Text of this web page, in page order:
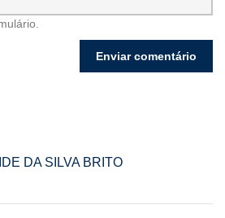
DA SILVA BRITO